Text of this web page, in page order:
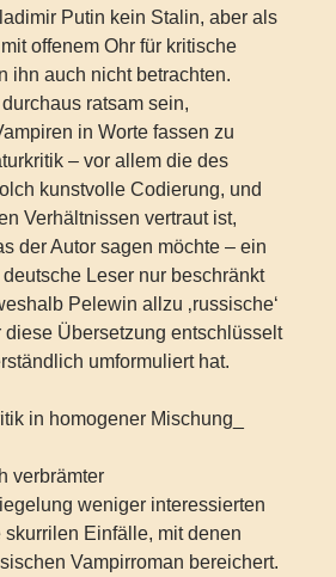
Putin kein Stalin, aber als
offenem Ohr für kritische
ihn auch nicht betrachten.
ratsam sein,
in Worte fassen zu
– vor allem die des
kunstvolle Codierung, und
Verhältnissen vertraut ist,
der Autor sagen möchte – ein
Leser nur beschränkt
Pelewin allzu ‚russische‘
diese Übersetzung entschlüsselt
umformuliert hat.
in homogener Mischung_
verbrämter
weniger interessierten
skurrilen Einfälle, mit denen
Vampirroman bereichert.